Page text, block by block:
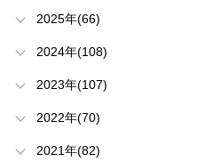
2025年(66)
2024年(108)
2023年(107)
2022年(70)
2021年(82)